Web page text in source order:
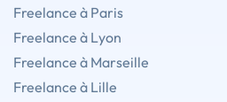
Freelance à Paris
Freelance à Lyon
Freelance à Marseille
Freelance à Lille